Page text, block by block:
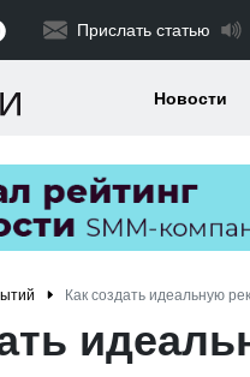
Прислать статью
Новости
Как создать идеальную